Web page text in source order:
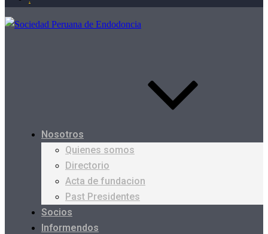
Nosotros
Quienes somos
Directorio
Acta de fundacion
Past Presidentes
Socios
Informendos